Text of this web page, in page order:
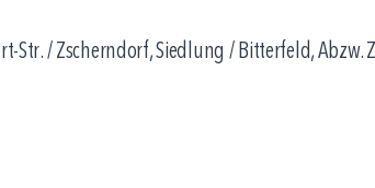
Str. / Zscherndorf, Siedlung / Bitterfeld, Abzw.